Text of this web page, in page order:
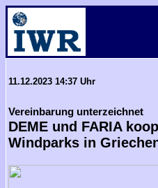
11.12.2023 14:37 Uhr
Vereinbarung unterzeichnet
DEME und FARIA
Windparks in